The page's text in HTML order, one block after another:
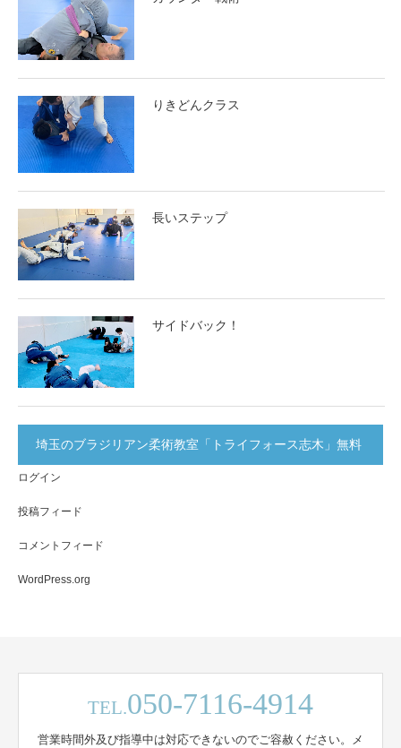
りきどんクラス
長いステップ
サイドバック！
埼玉のブラジリアン柔術教室「トライフォース志木」無料
体験実施中！
ログイン
投稿フィード
コメントフィード
WordPress.org
TEL.050-7116-4914
営業時間外及び指導中は対応できないのでご容赦ください。メ